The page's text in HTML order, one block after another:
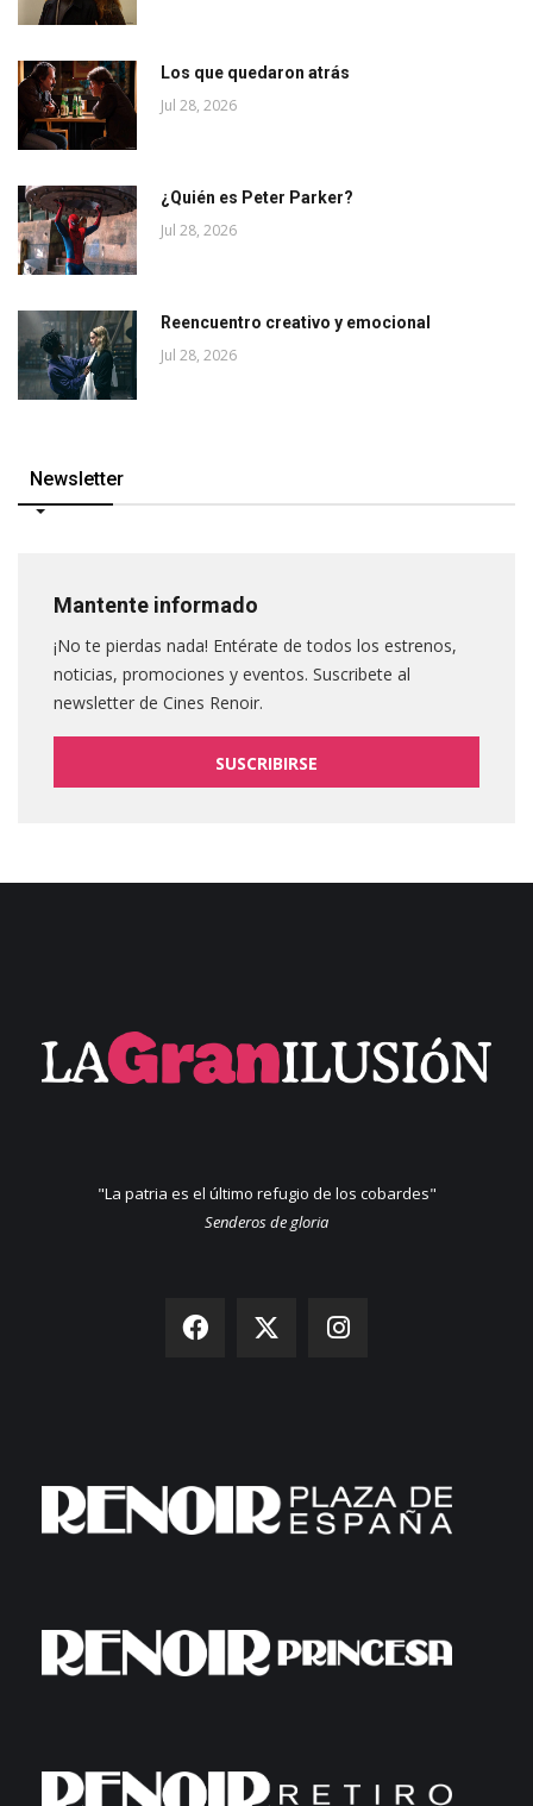
Los que quedaron atrás
Jul 28, 2026
¿Quién es Peter Parker?
Jul 28, 2026
Reencuentro creativo y emocional
Jul 28, 2026
Newsletter
Mantente informado
¡No te pierdas nada! Entérate de todos los estrenos,
noticias, promociones y eventos. Suscribete al
newsletter de Cines Renoir.
SUSCRIBIRSE
"La patria es el último refugio de los cobardes"
Senderos de gloria